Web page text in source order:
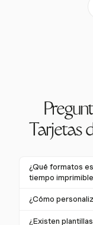
Tarjetas
¿Qué formatos
tiempo
Las tarjetas de
Word y Excel.
¿Cómo
Para
¿Existen